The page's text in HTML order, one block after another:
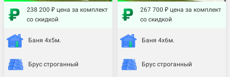
238 200 ₽ цена за комплект
со скидкой
Баня 4х5м.
Брус строганный
267 700 ₽ цена за комплект
со скидкой
Баня 4х6м.
Брус строганный